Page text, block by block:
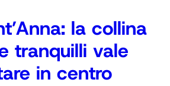
la collina
tranquilli vale
in centro